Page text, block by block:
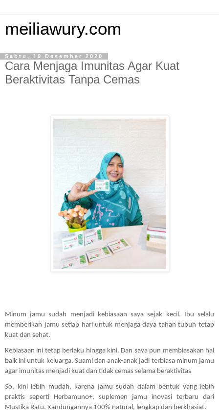
meiliawury.com
Sabtu, 19 Desember 2020
Cara Menjaga Imunitas Agar Kuat
Beraktivitas Tanpa Cemas
Minum jamu sudah menjadi kebiasaan saya sejak kecil. Ibu selalu
memberikan jamu setiap hari untuk menjaga daya tahan tubuh tetap
kuat dan sehat.
Kebiasaan ini tetap berlaku hingga kini. Dan saya pun membiasakan hal
baik ini untuk keluarga. Suami dan anak-anak jadi terbiasa minum jamu
agar imunitas menjadi kuat dan tidak cemas selama beraktivitas
So, kini lebih mudah, karena jamu sudah dalam bentuk yang lebih
praktis seperti Herbamuno+, suplemen jamu inovasi terbaru dari
Mustika Ratu. Kandungannya 100% natural, lengkap dan berkhasiat.